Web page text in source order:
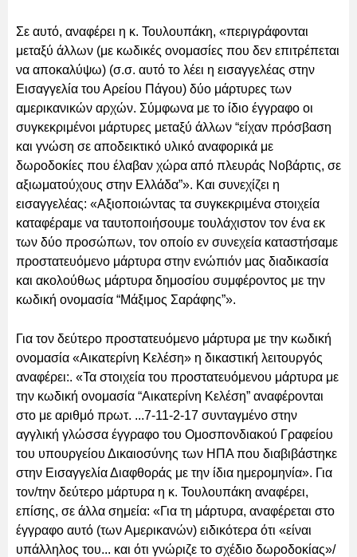
Σε αυτό, αναφέρει η κ. Τουλουπάκη, «περιγράφονται
μεταξύ άλλων (με κωδικές ονομασίες που δεν επιτρέπεται
να αποκαλύψω) (σ.σ. αυτό το λέει η εισαγγελέας στην
Εισαγγελία του Αρείου Πάγου) δύο μάρτυρες των
αμερικανικών αρχών. Σύμφωνα με το ίδιο έγγραφο οι
συγκεκριμένοι μάρτυρες μεταξύ άλλων “είχαν πρόσβαση
και γνώση σε αποδεικτικό υλικό αναφορικά με
δωροδοκίες που έλαβαν χώρα από πλευράς Νοβάρτις, σε
αξιωματούχους στην Ελλάδα”». Και συνεχίζει η
εισαγγελέας: «Αξιοποιώντας τα συγκεκριμένα στοιχεία
καταφέραμε να ταυτοποιήσουμε τουλάχιστον τον ένα εκ
των δύο προσώπων, τον οποίο εν συνεχεία καταστήσαμε
προστατευόμενο μάρτυρα στην ενώπιόν μας διαδικασία
και ακολούθως μάρτυρα δημοσίου συμφέροντος με την
κωδική ονομασία “Μάξιμος Σαράφης”».
Για τον δεύτερο προστατευόμενο μάρτυρα με την κωδική
ονομασία «Αικατερίνη Κελέση» η δικαστική λειτουργός
αναφέρει:. «Τα στοιχεία του προστατευόμενου μάρτυρα με
την κωδική ονομασία “Αικατερίνη Κελέση” αναφέρονται
στο με αριθμό πρωτ. ...7-11-2-17 συνταγμένο στην
αγγλική γλώσσα έγγραφο του Ομοσπονδιακού Γραφείου
του υπουργείου Δικαιοσύνης των ΗΠΑ που διαβιβάστηκε
στην Εισαγγελία Διαφθοράς με την ίδια ημερομηνία». Για
τον/την δεύτερο μάρτυρα η κ. Τουλουπάκη αναφέρει,
επίσης, σε άλλα σημεία: «Για τη μάρτυρα, αναφέρεται στο
έγγραφο αυτό (των Αμερικανών) ειδικότερα ότι «είναι
υπάλληλος του... και ότι γνώριζε το σχέδιο δωροδοκίας»/